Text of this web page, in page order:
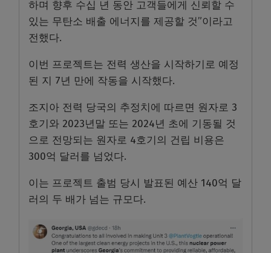
하며 향후 수십 년 동안 고객들에게 신뢰할 수
있는 무탄소 배출 에너지를 제공할 것”이라고
전했다.
이번 프로젝트는 전력 생산을 시작하기로 예정
된 지 7년 만에 작동을 시작했다.
조지아 전력 당국의 추정치에 따르면 원자로 3
호기와 2023년말 또는 2024년 초에 기동될 것
으로 전망되는 원자로 4호기의 건립 비용은
300억 달러를 넘었다.
이는 프로젝트 출범 당시 발표된 예산 140억 달
러의 두 배가 넘는 규모다.